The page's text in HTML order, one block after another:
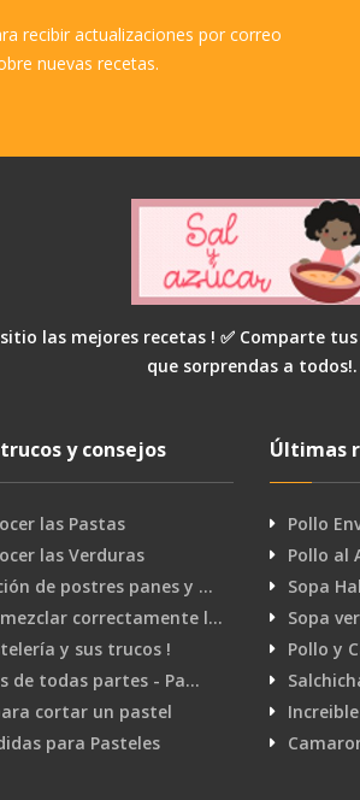
recibir actualizaciones por correo
nuevas recetas.
las mejores recetas ! ✅ Comparte
que sorprendas a todos!.
y consejos
las Pastas
las Verduras
de postres panes y …
mezclar correctamente l…
y sus trucos !
de todas partes - Pa…
cortar un pastel
para Pasteles
Últimas
Pollo
Pollo al
Sopa
Sopa
Pollo y